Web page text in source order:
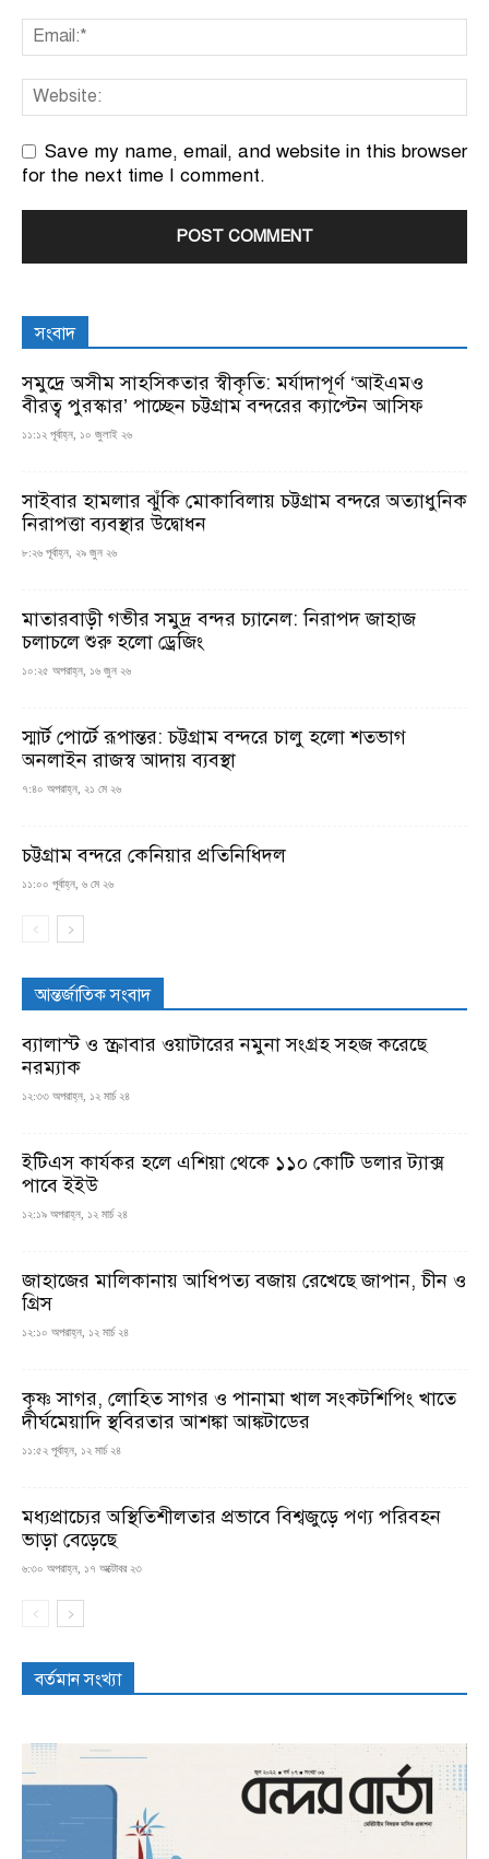
Save my name, email, and website in this browser
for the next time I comment.
সংবাদ
সমুদ্রে অসীম সাহসিকতার স্বীকৃতি: মর্যাদাপূর্ণ ‘আইএমও
বীরত্ব পুরস্কার’ পাচ্ছেন চট্টগ্রাম বন্দরের ক্যাপ্টেন আসিফ
১১:১২ পূর্বাহ্ন, ১০ জুলাই ২৬
সাইবার হামলার ঝুঁকি মোকাবিলায় চট্টগ্রাম বন্দরে অত্যাধুনিক
নিরাপত্তা ব্যবস্থার উদ্বোধন
৮:২৬ পূর্বাহ্ন, ২৯ জুন ২৬
মাতারবাড়ী গভীর সমুদ্র বন্দর চ্যানেল: নিরাপদ জাহাজ
চলাচলে শুরু হলো ড্রেজিং
১০:২৫ অপরাহ্ন, ১৬ জুন ২৬
স্মার্ট পোর্টে রূপান্তর: চট্টগ্রাম বন্দরে চালু হলো শতভাগ
অনলাইন রাজস্ব আদায় ব্যবস্থা
৭:৪০ অপরাহ্ন, ২১ মে ২৬
চট্টগ্রাম বন্দরে কেনিয়ার প্রতিনিধিদল
১১:০০ পূর্বাহ্ন, ৬ মে ২৬
আন্তর্জাতিক সংবাদ
ব্যালাস্ট ও স্ক্রাবার ওয়াটারের নমুনা সংগ্রহ সহজ করেছে
নরম্যাক
১২:৩৩ অপরাহ্ন, ১২ মার্চ ২৪
ইটিএস কার্যকর হলে এশিয়া থেকে ১১০ কোটি ডলার ট্যাক্স
পাবে ইইউ
১২:১৯ অপরাহ্ন, ১২ মার্চ ২৪
জাহাজের মালিকানায় আধিপত্য বজায় রেখেছে জাপান, চীন ও
গ্রিস
১২:১০ অপরাহ্ন, ১২ মার্চ ২৪
কৃষ্ণ সাগর, লোহিত সাগর ও পানামা খাল সংকটশিপিং খাতে
দীর্ঘমেয়াদি স্থবিরতার আশঙ্কা আঙ্কটাডের
১১:৫২ পূর্বাহ্ন, ১২ মার্চ ২৪
মধ্যপ্রাচ্যের অস্থিতিশীলতার প্রভাবে বিশ্বজুড়ে পণ্য পরিবহন
ভাড়া বেড়েছে
৬:৩০ অপরাহ্ন, ১৭ অক্টোবর ২৩
বর্তমান সংখ্যা